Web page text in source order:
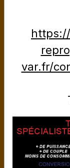
VANNE EGR
LISTE AUTO
LISTE
CONDITIONS
var.fr/